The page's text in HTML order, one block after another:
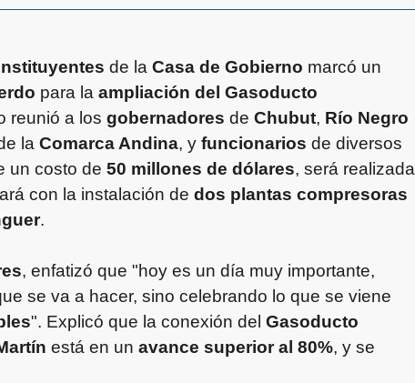
de la Casa de Gobierno marcó un
para la ampliación del Gasoducto
reunió a los gobernadores de Chubut, Río Negro
la Comarca Andina, y funcionarios de diversos
un costo de 50 millones de dólares, será realizada
con la instalación de dos plantas compresoras
.
, enfatizó que "hoy es un día muy importante,
se va a hacer, sino celebrando lo que se viene
". Explicó que la conexión del Gasoducto
está en un avance superior al 80%, y se